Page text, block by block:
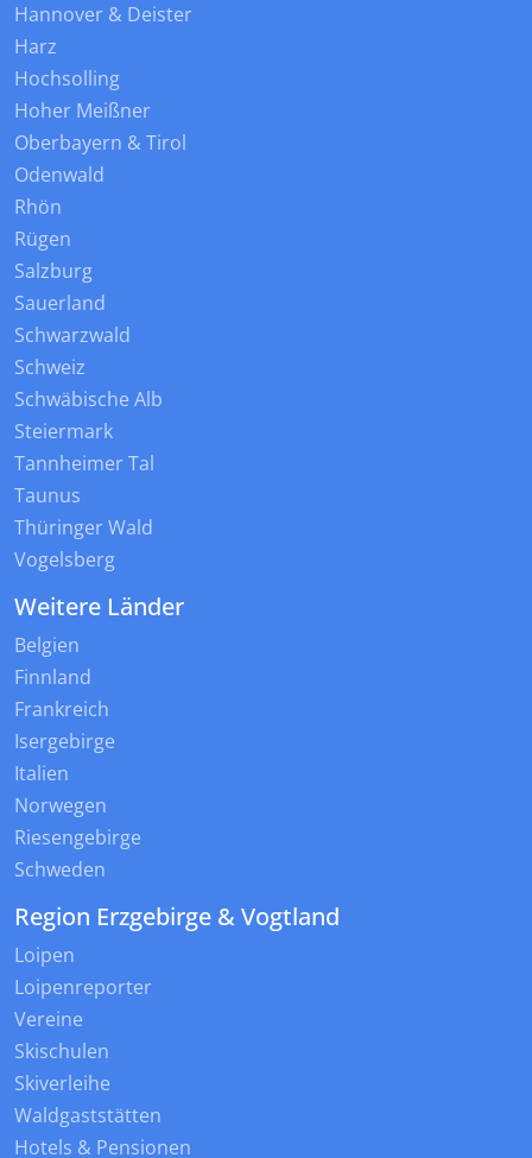
Hannover & Deister
Harz
Hochsolling
Hoher Meißner
Oberbayern & Tirol
Odenwald
Rhön
Rügen
Salzburg
Sauerland
Schwarzwald
Schweiz
Schwäbische Alb
Steiermark
Tannheimer Tal
Taunus
Thüringer Wald
Vogelsberg
Weitere Länder
Belgien
Finnland
Frankreich
Isergebirge
Italien
Norwegen
Riesengebirge
Schweden
Region Erzgebirge & Vogtland
Loipen
Loipenreporter
Vereine
Skischulen
Skiverleihe
Waldgaststätten
Hotels & Pensionen